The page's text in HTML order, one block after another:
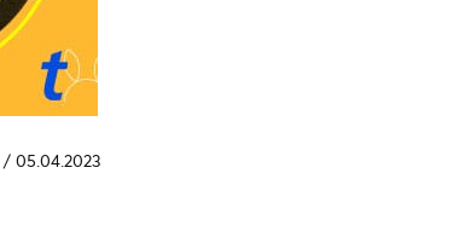
/ 05.04.2023